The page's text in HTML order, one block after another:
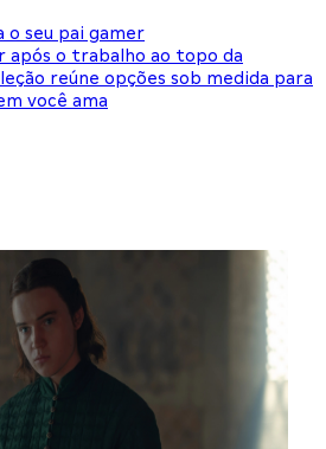
o seu pai gamer
após o trabalho ao topo da
reúne opções sob medida para
você ama